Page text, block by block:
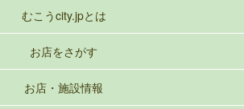
むこうcity.jpとは
お店をさがす
お店・施設情報